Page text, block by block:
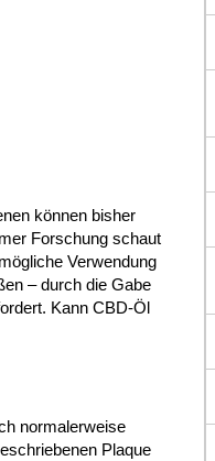
können bisher
Forschung schaut
Verwendung
– durch die Gabe
Kann CBD-Öl
normalerweise
Plaque